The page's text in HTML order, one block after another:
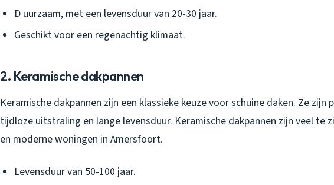
D uurzaam, met een levensduur van 20-30 jaar.
Geschikt voor een regenachtig klimaat.
2. Keramische dakpannen
Keramische dakpannen zijn een klassieke keuze voor schuine daken. Ze zijn
tijdloze uitstraling en lange levensduur. Keramische dakpannen zijn veel te
en moderne woningen in Amersfoort.
Levensduur van 50-100 jaar.